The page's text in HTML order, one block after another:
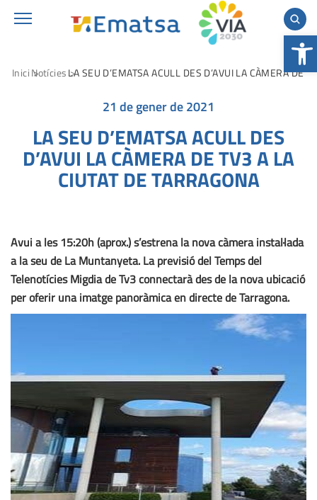
Obre
IniciNotíciesLA SEU D’EMATSA ACULL DES D’AVUI LA CÀMERA DE
21 de gener de 2021
LA SEU D’EMATSA ACULL DES
D’AVUI LA CÀMERA DE TV3 A LA
CIUTAT DE TARRAGONA
Avui a les 15:20h (aprox.) s’estrena la nova càmera instal·lada
a la seu de La Muntanyeta. La previsió del Temps del
Telenotícies Migdia de Tv3 connectarà des de la nova ubicació
per oferir una imatge panoràmica en directe de Tarragona.